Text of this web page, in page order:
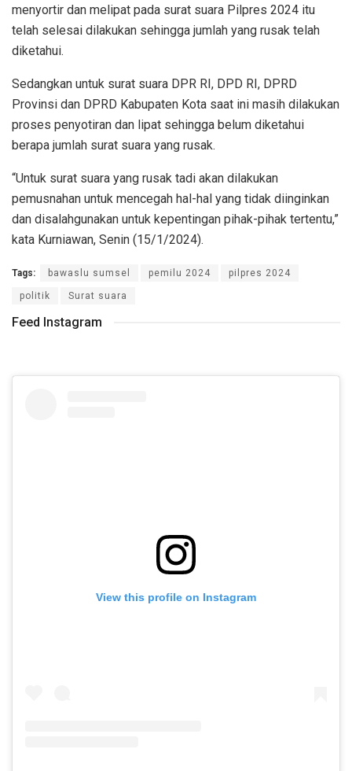
menyortir dan melipat pada surat suara Pilpres 2024 itu
telah selesai dilakukan sehingga jumlah yang rusak telah
diketahui.
Sedangkan untuk surat suara DPR RI, DPD RI, DPRD
Provinsi dan DPRD Kabupaten Kota saat ini masih dilakukan
proses penyotiran dan lipat sehingga belum diketahui
berapa jumlah surat suara yang rusak.
“Untuk surat suara yang rusak tadi akan dilakukan
pemusnahan untuk mencegah hal-hal yang tidak diinginkan
dan disalahgunakan untuk kepentingan pihak-pihak tertentu,”
kata Kurniawan, Senin (15/1/2024).
Tags: bawaslu sumsel pemilu 2024 pilpres 2024
politik Surat suara
Feed Instagram
View this profile on Instagram